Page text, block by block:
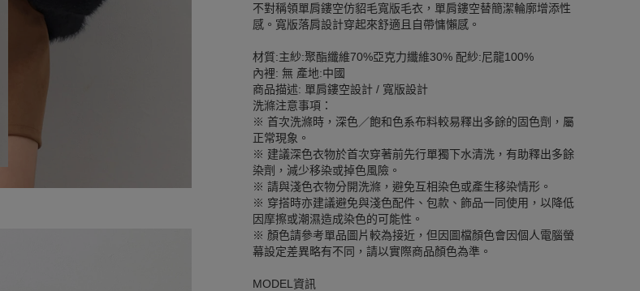
不對稱領單肩鏤空仿貂毛寬版毛衣，單肩鏤空替簡潔輪廓增添性
感。寬版落肩設計穿起來舒適且自帶慵懶感。
材質:主紗:聚酯纖維70%亞克力纖維30% 配紗:尼龍100%
內裡: 無 產地:中國
商品描述: 單肩鏤空設計 / 寬版設計
洗滌注意事項：
※ 首次洗滌時，深色／飽和色系布料較易釋出多餘的固色劑，屬
正常現象。
※ 建議深色衣物於首次穿著前先行單獨下水清洗，有助釋出多餘
染劑，減少移染或掉色風險。
※ 請與淺色衣物分開洗滌，避免互相染色或產生移染情形。
※ 穿搭時亦建議避免與淺色配件、包款、飾品一同使用，以降低
因摩擦或潮濕造成染色的可能性。
※ 顏色請參考單品圖片較為接近，但因圖檔顏色會因個人電腦螢
幕設定差異略有不同，請以實際商品顏色為準。
MODEL資訊